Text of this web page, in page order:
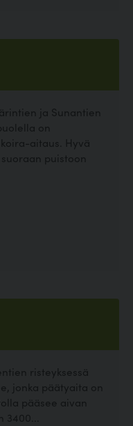
ja Sunantien
on
aitaus. Hyvä
puistoon
risteyksessä
jonka päätyaita on
pääsee aivan